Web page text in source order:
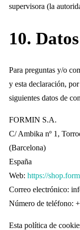
supervisora (la
10.
Para preguntas y/o
y esta declaración,
siguientes datos de
FORMIN S.A.
C/ Ambika nº 1,
(Barcelona)
España
Web: https://
Correo electrónico:
Número de teléfono:
Esta política de